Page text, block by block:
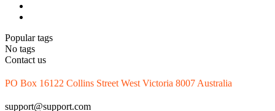
Popular tags
No tags
Contact us
PO Box 16122 Collins Street West Victoria 8007 Australia
support@support.com